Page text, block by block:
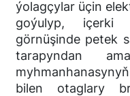
ýolagçylar üçin
goýulyp, içerki
görnüşinde petek
tarapyndan
bilen otaglary